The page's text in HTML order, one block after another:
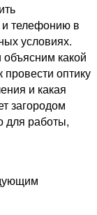
и телефонию в
условиях.
какой
оптику
и какая
загородом
для работы,